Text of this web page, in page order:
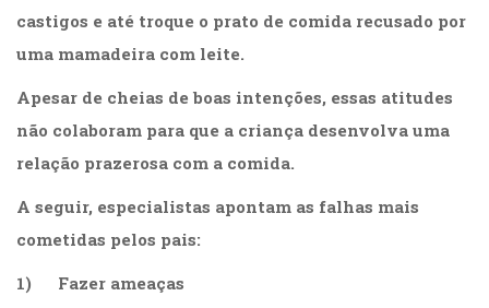
(226)
Crescimento
Interior
Criatividade
(14)
Culinária,
(14)
Economia,
Negócios
(31)
castigos e até troque o prato de comida recusado por
uma mamadeira com leite.
Apesar de cheias de boas intenções, essas atitudes
não colaboram para que a criança desenvolva uma
relação prazerosa com a comida.
A seguir, especialistas apontam as falhas mais
cometidas pelos pais:
1) Fazer ameaças